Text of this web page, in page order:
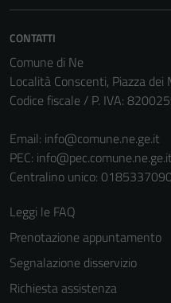
CONTATTI
Comune di Ne
Località Conscenti, Piazza
Codice fiscale / P. IVA:
Email: info@comune.ne.ge.it
PEC:
Centralino unico: 0185337090
Leggi le FAQ
Prenotazione appuntamento
Segnalazione disservizio
Richiesta assistenza